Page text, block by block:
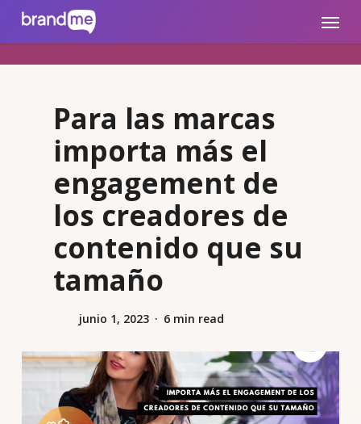
brandme.la Menu
Para las marcas
importa más el
engagement de
los creadores de
contenido que su
tamaño
junio 1, 2023 6 min read